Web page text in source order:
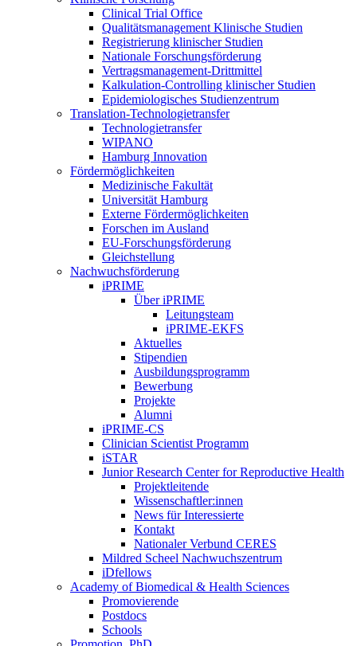
Clinical Trial Office
Qualitätsmanagement Klinische Studien
Registrierung klinischer Studien
Nationale Forschungsförderung
Vertragsmanagement-Drittmittel
Kalkulation-Controlling klinischer Studien
Epidemiologisches Studienzentrum
Translation-Technologietransfer
Technologietransfer
WIPANO
Hamburg Innovation
Fördermöglichkeiten
Medizinische Fakultät
Universität Hamburg
Externe Fördermöglichkeiten
Forschen im Ausland
EU-Forschungsförderung
Gleichstellung
Nachwuchsförderung
iPRIME
Über iPRIME
Leitungsteam
iPRIME-EKFS
Aktuelles
Stipendien
Ausbildungsprogramm
Bewerbung
Projekte
Alumni
iPRIME-CS
Clinician Scientist Programm
iSTAR
Junior Research Center for Reproductive Health
Projektleitende
Wissenschaftler:innen
News für Interessierte
Kontakt
Nationaler Verbund CERES
Mildred Scheel Nachwuchszentrum
iDfellows
Academy of Biomedical & Health Sciences
Promovierende
Postdocs
Schools